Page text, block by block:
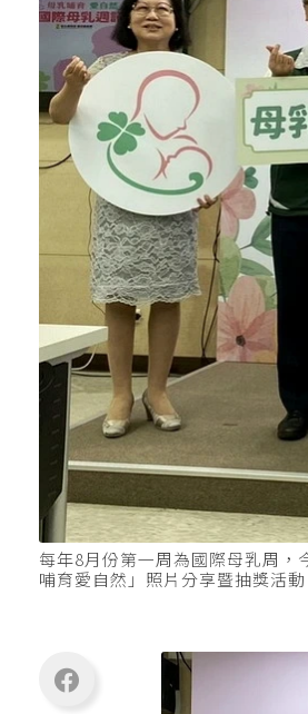
每年8月份第一周為國際母乳周
哺育愛自然」照片分享暨抽獎活